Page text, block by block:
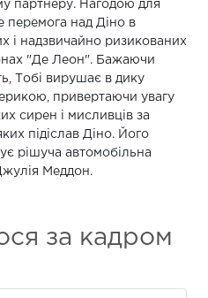
партнеру. Нагодою для
перемога над Діно в
і надзвичайно ризикованих
"Де Леон". Бажаючи
Тобі вирушає в дику
привертаючи увагу
сирен і мисливців за
підіслав Діно. Його
рішуча автомобільна
Меддон.
за кадром